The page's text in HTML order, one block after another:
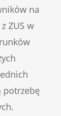
na
ZUS w
potrzebę